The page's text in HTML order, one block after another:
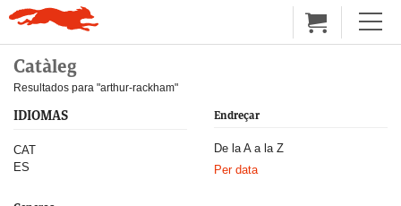
Catàleg
Resultados para "arthur-rackham"
Endreçar
De la A a la Z
Per data
IDIOMAS
CAT
ES